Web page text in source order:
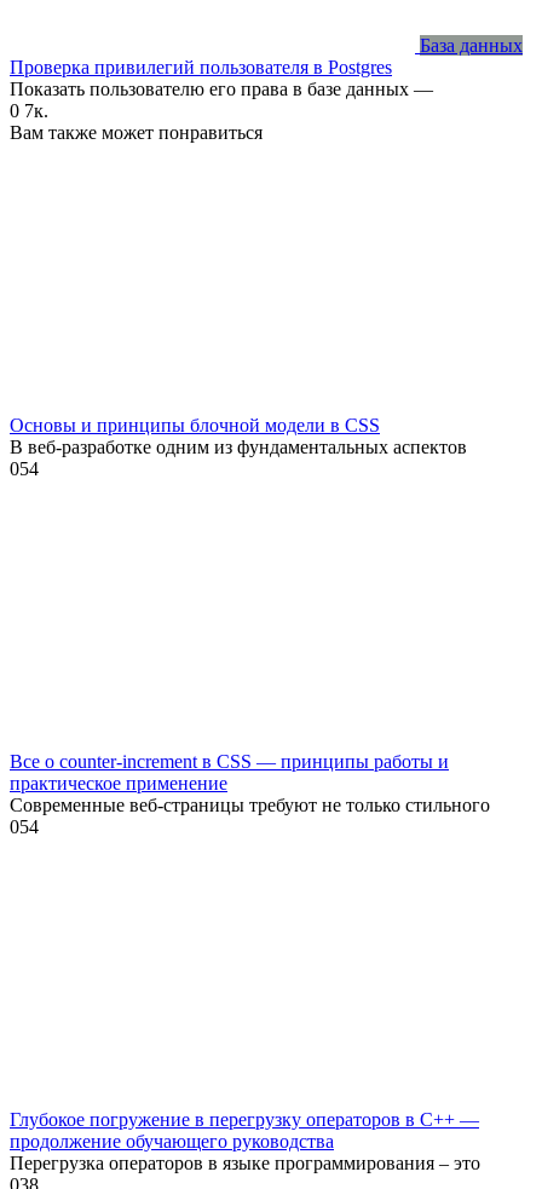
База данных
Проверка привилегий пользователя в Postgres
Показать пользователю его права в базе данных —
0 7к.
Вам также может понравиться
Основы и принципы блочной модели в CSS
В веб-разработке одним из фундаментальных аспектов
054
Все о counter-increment в CSS — принципы работы и
практическое применение
Современные веб-страницы требуют не только стильного
054
Глубокое погружение в перегрузку операторов в C++ —
продолжение обучающего руководства
Перегрузка операторов в языке программирования – это
038